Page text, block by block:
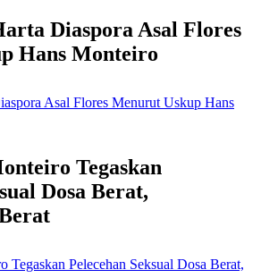
Diaspora Asal Flores
Hans Monteiro
Tegaskan
Dosa Berat,